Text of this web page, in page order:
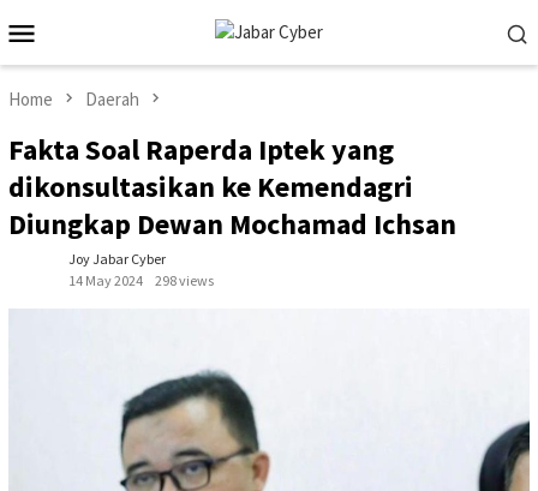
to
contentMenu
Home Daerah
Fakta Soal Raperda Iptek yang
dikonsultasikan ke Kemendagri
Diungkap Dewan Mochamad Ichsan
Joy Jabar Cyber
14 May 2024
298 views